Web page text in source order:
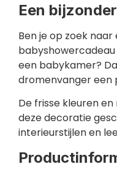
Een
Ben je op zoek
een babykamer?
dromenvanger een
De frisse kleuren
deze decoratie
interieurstijlen en